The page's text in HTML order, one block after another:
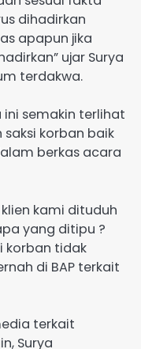
dihadirkan
apapun jika
ujar Surya
terdakwa.
ini semakin terlihat
korban baik
berkas acara
kami dituduh
yang ditipu ?
korban tidak
di BAP terkait
terkait
Surya